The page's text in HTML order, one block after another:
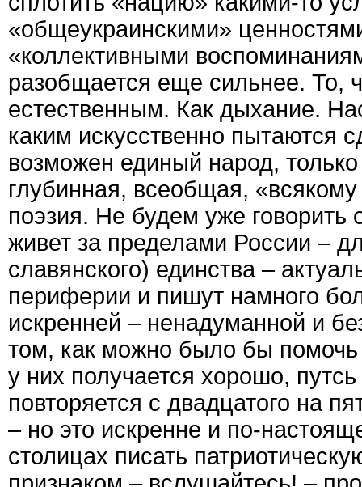
«общеукраинскими»
«коллективными
разобщается еще сильнее. То,
естественным. Как дыхание.
каким искусственно пытаются
возможен единый народ,
глубинная, всеобщая,
поэзия. Не будем уже говорить
живет за пределами России –
славянского) единства –
периферии и пишут намного
искренней – ненадуманной и
том, как можно было бы
у них получается хорошо,
повторяется с двадцатого на
– но это искренне и по-
столицах писать